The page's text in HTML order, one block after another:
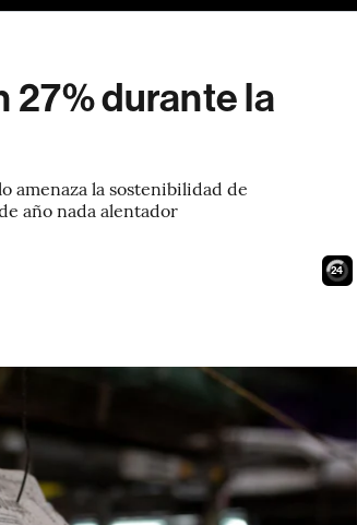
27% durante la
amenaza la sostenibilidad de
año nada alentador
23